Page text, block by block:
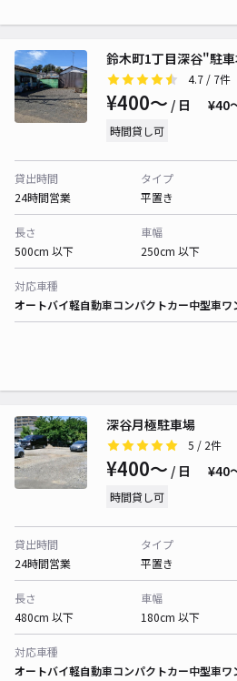
鈴木町1丁目深谷"駐
4.7 / 7件
¥400〜 / 日 ¥40
時間貸し可
貸出時間
24時間営業
タイプ
平置き
長さ
500cm 以下
車幅
250cm 以下
対応車種
オートバイ軽自動車コンパクトカー中型車ワ
深谷月極駐車場
5 / 2件
¥400〜 / 日 ¥40
時間貸し可
貸出時間
24時間営業
タイプ
平置き
長さ
480cm 以下
車幅
180cm 以下
対応車種
オートバイ軽自動車コンパクトカー中型車ワ